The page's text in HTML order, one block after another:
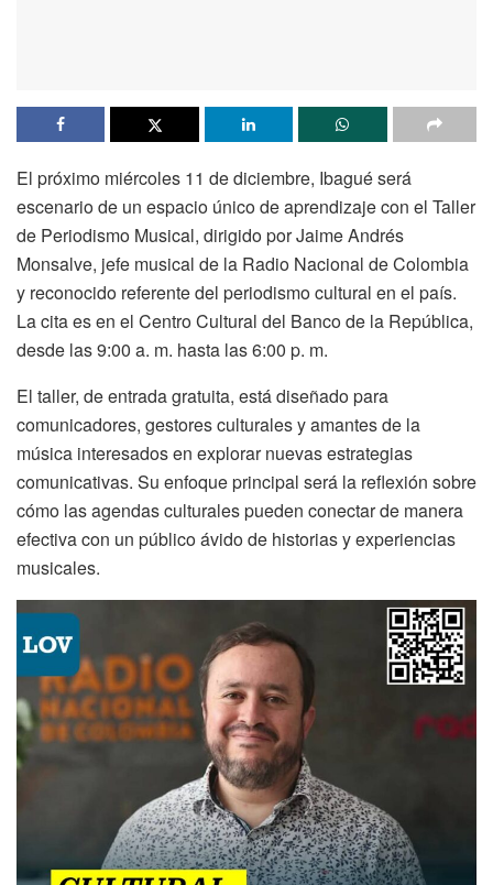
El próximo miércoles 11 de diciembre, Ibagué será
escenario de un espacio único de aprendizaje con el Taller
de Periodismo Musical, dirigido por Jaime Andrés
Monsalve, jefe musical de la Radio Nacional de Colombia
y reconocido referente del periodismo cultural en el país.
La cita es en el Centro Cultural del Banco de la República,
desde las 9:00 a. m. hasta las 6:00 p. m.
El taller, de entrada gratuita, está diseñado para
comunicadores, gestores culturales y amantes de la
música interesados en explorar nuevas estrategias
comunicativas. Su enfoque principal será la reflexión sobre
cómo las agendas culturales pueden conectar de manera
efectiva con un público ávido de historias y experiencias
musicales.